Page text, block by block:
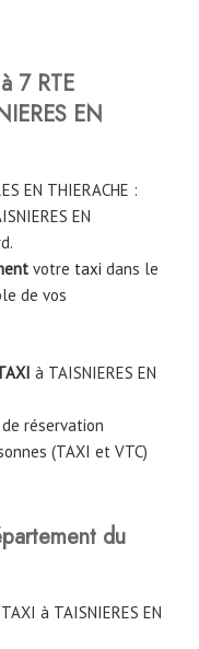
7 RTE
EN
EN THIERACHE :
EN
votre taxi dans le
de vos
à TAISNIERES EN
réservation
(TAXI et VTC)
du
à TAISNIERES EN